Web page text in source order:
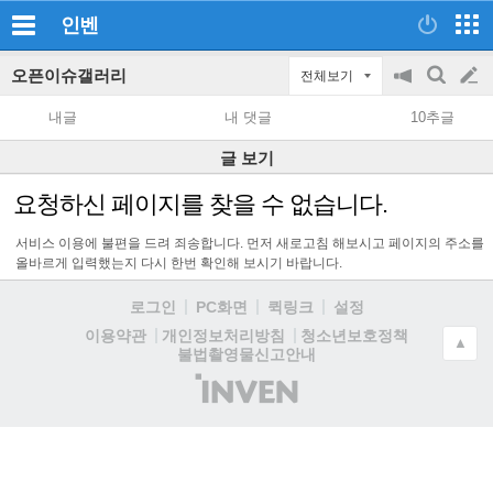
인벤
오픈이슈갤러리 전체보기
공
지
on/off
검
색
글
쓰
기
내글 내 댓글 10추글
글 보기
요청하신 페이지를 찾을 수 없습니다.
서비스 이용에 불편을 드려 죄송합니다. 먼저 새로고침 해보시고 페이지의 주소를
올바르게 입력했는지 다시 한번 확인해 보시기 바랍니다.
로그인 PC화면 퀵링크
설정
이용약관
개인정보처리방침
청소년보호정책
불법촬영물신고안내
(주)
인
▲